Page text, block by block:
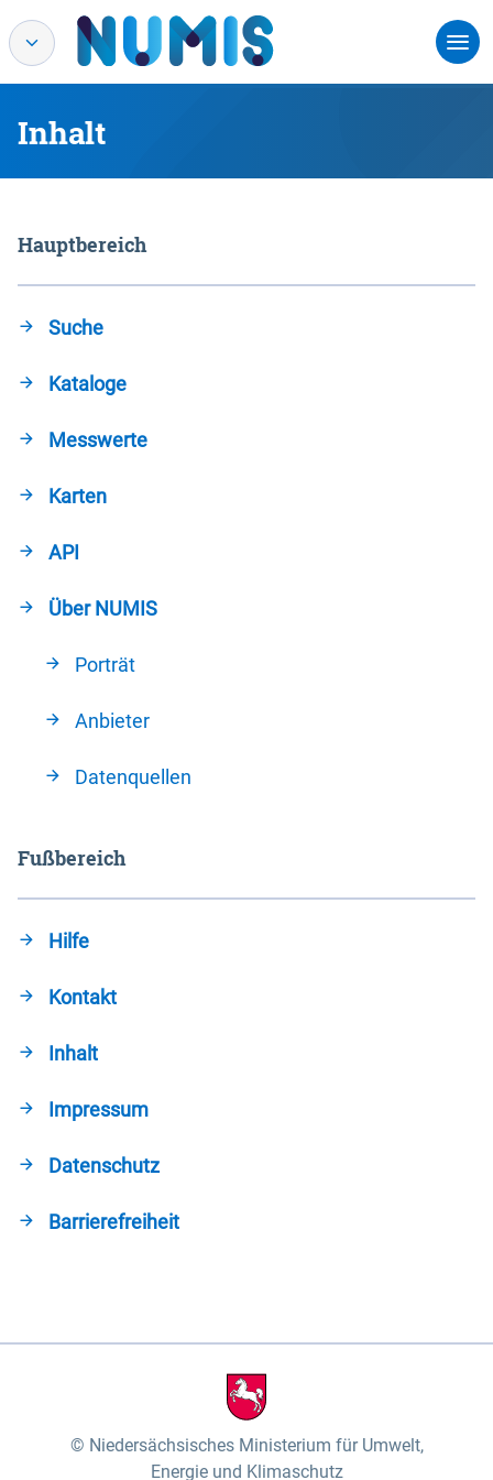
Inhalt
Hauptbereich
Suche
Kataloge
Messwerte
Karten
API
Über NUMIS
Porträt
Anbieter
Datenquellen
Fußbereich
Hilfe
Kontakt
Inhalt
Impressum
Datenschutz
Barrierefreiheit
Niedersächsisches Ministerium für Umwelt,
Energie und Klimaschutz